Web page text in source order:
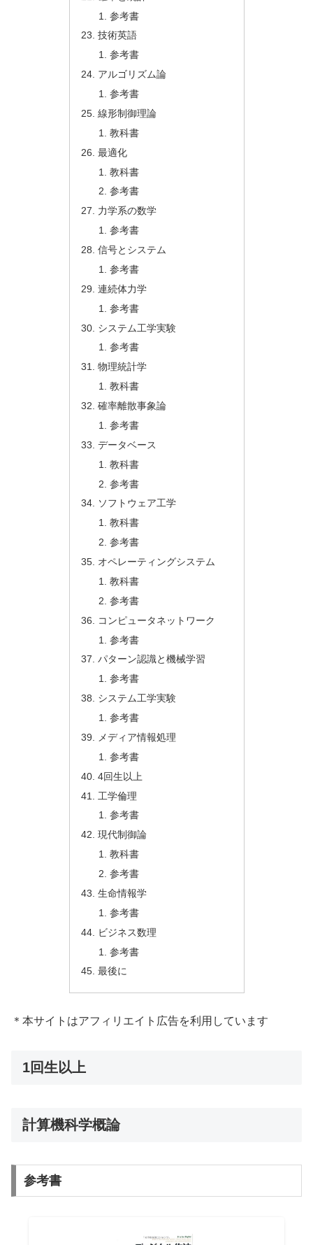
参考書
技術英語
参考書
アルゴリズム論
参考書
線形制御理論
教科書
最適化
教科書
参考書
力学系の数学
参考書
信号とシステム
参考書
連続体力学
参考書
システム工学実験
参考書
物理統計学
教科書
確率離散事象論
参考書
データベース
教科書
参考書
ソフトウェア工学
教科書
参考書
オペレーティングシステム
教科書
参考書
コンピュータネットワーク
参考書
パターン認識と機械学習
参考書
システム工学実験
参考書
メディア情報処理
参考書
4回生以上
工学倫理
参考書
現代制御論
教科書
参考書
生命情報学
参考書
ビジネス数理
参考書
最後に
＊本サイトはアフィリエイト広告を利用しています
1回生以上
計算機科学概論
参考書